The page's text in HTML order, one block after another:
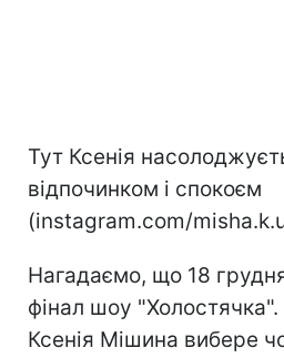
Тут Ксенія
відпочинком і спокоєм
(instagram.com/
Нагадаємо, що 18
фінал шоу
Ксенія Мішина вибере